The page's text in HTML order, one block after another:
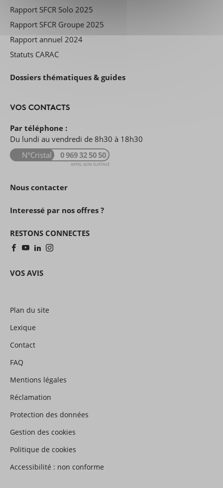
Rapport SFCR Solo 2025
Rapport SFCR Groupe 2025
Rapport annuel 2024
Statuts CARAC
Dossiers thématiques & guides
VOS CONTACTS
Par téléphone :
Du lundi au vendredi de 8h30 à 18h30
N°Cristal
0 969 32 50 50
APPEL NON SURTAXÉ
Nous contacter
Interessé par nos offres ?
RESTONS CONNECTES
VOS AVIS
Plan du site
Lexique
Contact
FAQ
Mentions légales
Réclamation
Protection des données
Gestion des cookies
Politique de cookies
Accessibilité : non conforme